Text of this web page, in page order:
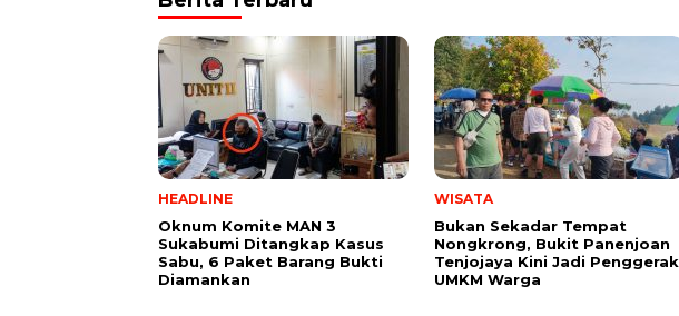
HEADLINE
Oknum Komite MAN 3
Sukabumi Ditangkap Kasus
Sabu, 6 Paket Barang Bukti
Diamankan
WISATA
Bukan Sekadar Tempat
Nongkrong, Bukit Panenjoan
Tenjojaya Kini Jadi Penggerak
UMKM Warga